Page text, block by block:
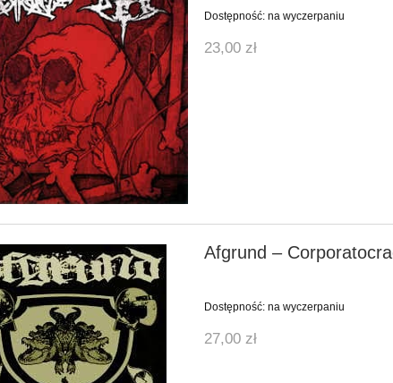
Dostępność: na wyczerpaniu
23,00 zł
Afgrund ‎–
Dostępność: na wyczerpaniu
27,00 zł